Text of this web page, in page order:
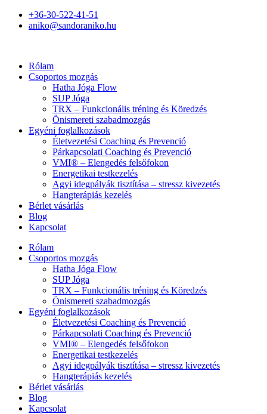
+36-30-522-41-51
aniko@sandoraniko.hu
Rólam
Csoportos mozgás
Hatha Jóga Flow
SUP Jóga
TRX – Funkcionális tréning és Köredzés
Önismereti szabadmozgás
Egyéni foglalkozások
Életvezetési Coaching és Prevenció
Párkapcsolati Coaching és Prevenció
VMI® – Elengedés felsőfokon
Energetikai testkezelés
Agyi idegpályák tisztítása – stressz kivezetés
Hangterápiás kezelés
Bérlet vásárlás
Blog
Kapcsolat
Rólam
Csoportos mozgás
Hatha Jóga Flow
SUP Jóga
TRX – Funkcionális tréning és Köredzés
Önismereti szabadmozgás
Egyéni foglalkozások
Életvezetési Coaching és Prevenció
Párkapcsolati Coaching és Prevenció
VMI® – Elengedés felsőfokon
Energetikai testkezelés
Agyi idegpályák tisztítása – stressz kivezetés
Hangterápiás kezelés
Bérlet vásárlás
Blog
Kapcsolat